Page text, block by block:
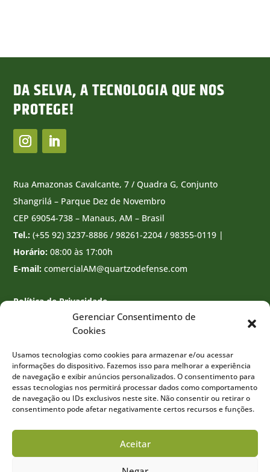
Gerenciar Consentimento de
Cookies
Usamos tecnologias como cookies para armazenar e/ou acessar
informações do dispositivo. Fazemos isso para melhorar a experiência
de navegação e exibir anúncios personalizados. O consentimento para
essas tecnologias nos permitirá processar dados como comportamento
de navegação ou IDs exclusivos neste site. Não consentir ou retirar o
consentimento pode afetar negativamente certos recursos e funções.
Aceitar
DA SELVA, A TECNOLOGIA QUE NOS
PROTEGE!
Rua Amazonas Cavalcante, 7 / Quadra G, Conjunto
Shangrilá – Parque Dez de Novembro
CEP 69054-738 – Manaus, AM – Brasil
Tel.: (+55 92) 3237-8886 / 98261-2204 / 98355-0119 |
Horário: 08:00 às 17:00h
E-mail: comercialAM@quartzodefense.com
Política de Privacidade